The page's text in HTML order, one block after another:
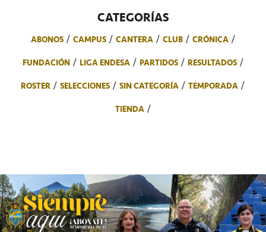
CATEGORÍAS
ABONOS CAMPUS CANTERA CLUB
CRÓNICA
FUNDACIÓN
LIGA ENDESA PARTIDOS
RESULTADOS
ROSTER
SELECCIONES SIN CATEGORÍA
TEMPORADA
TIENDA